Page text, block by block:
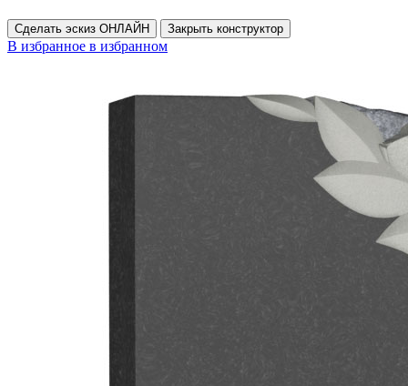
Сделать эскиз ОНЛАЙН Закрыть конструктор
В избранное в избранном